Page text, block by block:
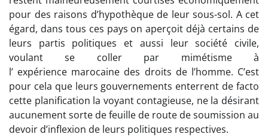
pour des raisons d’hypothèque de leur sous-sol. A cet
égard, dans tous ces pays on aperçoit déjà certains de
leurs partis politiques et aussi leur société civile,
voulant se coller par mimétisme à
l’ expérience marocaine des droits de l’homme. C’est
pour cela que leurs gouvernements enterrent de facto
cette planification la voyant contagieuse, ne la désirant
aucunement sorte de feuille de route de soumission au
devoir d’inflexion de leurs politiques respectives.